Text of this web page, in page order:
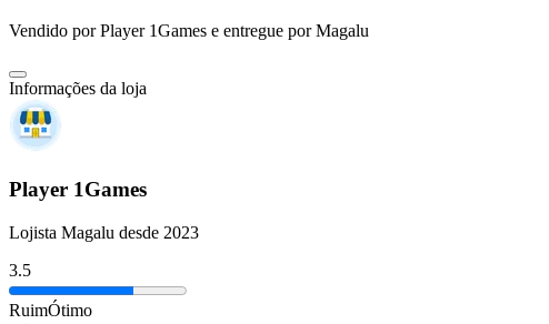
Vendido porPlayer 1Games e entregue por Magalu
Informações da loja
Player 1Games
Lojista Magalu desde 2023
3.5
RuimÓtimo